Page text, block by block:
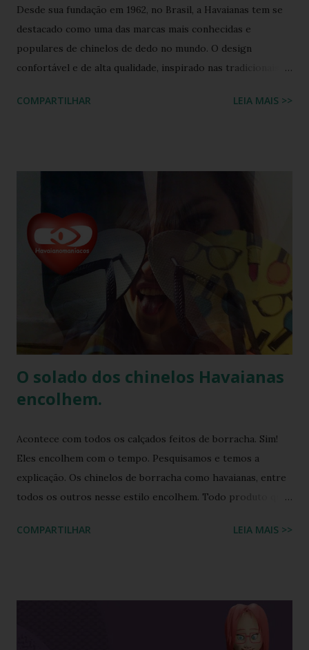
Desde sua fundação em 1962, no Brasil, a Havaianas tem se
destacado como uma das marcas mais conhecidas e
populares de chinelos de dedo no mundo. O design
confortável e de alta qualidade, inspirado nas tradicionais
coração dos consumidores em todo o mundo. Hoje, a marca
também oferece bolsas, mochilas e acessórios, solidificando
sua presença na moda e na cultura popular. A Havaianas tem
colaborado com diversas marcas e celebridades ao longo
dos anos, criando coleções limitadas e edições especiais de
seus produtos. Amplamente conhecida por seus esforços
de responsabilidade social e ambiental, a havaianas
COMPARTILHAR LEIA MAIS >>
O solado dos chinelos Havaianas
encolhem.
Acontece com todos os calçados feitos de borracha. Sim!
Eles encolhem com o tempo. Pesquisamos e temos a
explicação. Os chinelos de borracha como havaianas, entre
todos os outros nesse estilo encolhem. Todo produto que
tanto do calor quanto do frio, ou seja, durante o processo
será molhado e exposto ao sol, sendo assim o chinelo pode
encolher de 1 a 2 cm. A comprovação é simples, se você
COMPARTILHAR LEIA MAIS >>